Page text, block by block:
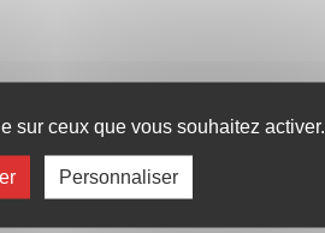
sur ceux que vous souhaitez activer.
Personnaliser